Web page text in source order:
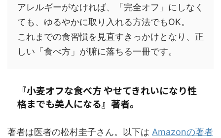
アレルギーがなければ、「完全オフ」にしなく
ても、ゆるやかに取り入れる方法でもOK。
これまでの食習慣を見直すきっかけとなり、正
しい「食べ方」が腑に落ちる一冊です。
『小麦オフな食べ方 やせてきれいになり性
格までも美人になる』 著者。
著者は医者の松村圭子さん。以下は Amazonの著者